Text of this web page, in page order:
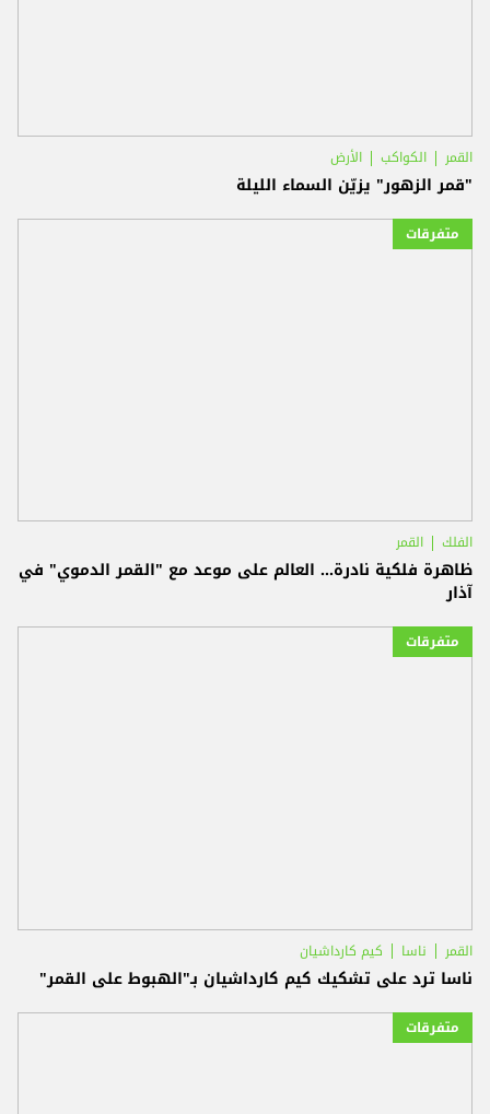
القمر الكواكب الأرض
"قمر الزهور" يزيّن السماء الليلة
متفرقات
الفلك القمر
ظاهرة فلكية نادرة... العالم على موعد مع "القمر الدموي" في
آذار
متفرقات
القمر ناسا كيم كارداشيان
ناسا ترد على تشكيك كيم كارداشيان بـ"الهبوط على القمر"
متفرقات